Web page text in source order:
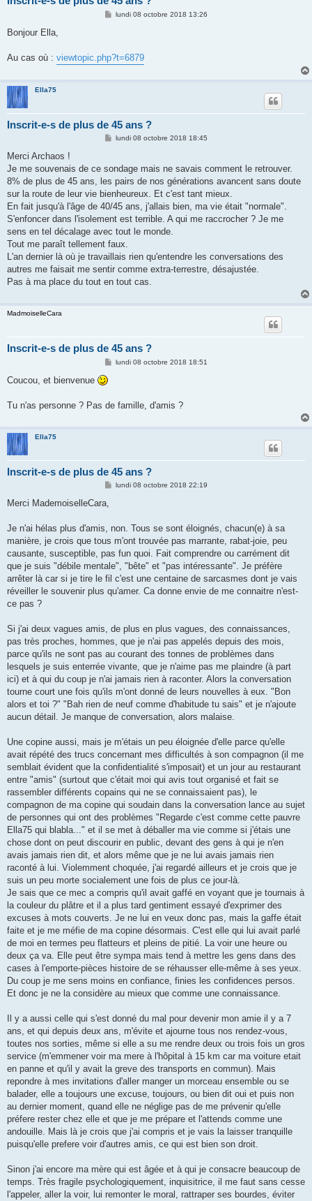
M
g
e
lundi 08 octobre 2018 13:26
Bonjour Ella,
Au cas où : viewtopic.php?t=6879
Ella75
Inscrit-e-s de plus de 45 ans ?
M
a
g
e
lundi 08 octobre 2018 18:45
Merci Archaos !
Je me souvenais de ce sondage mais ne savais comment le retrouver.
8% de plus de 45 ans, les pairs de nos générations avancent sans doute
sur la route de leur vie bienheureux. Et c'est tant mieux.
En fait jusqu'à l'âge de 40/45 ans, j'allais bien, ma vie était "normale".
S'enfoncer dans l'isolement est terrible. A qui me raccrocher ? Je me
sens en tel décalage avec tout le monde.
Tout me paraît tellement faux.
L'an dernier là où je travaillais rien qu'entendre les conversations des
autres me faisait me sentir comme extra-terrestre, désajustée.
Pas à ma place du tout en tout cas.
MadmoiselleCara
Inscrit-e-s de plus de 45 ans ?
M
g
lundi 08 octobre 2018 18:51
Coucou, et bienvenue
Tu n'as personne ? Pas de famille, d'amis ?
Ella75
Inscrit-e-s de plus de 45 ans ?
M
g
lundi 08 octobre 2018 22:19
Merci MademoiselleCara,
Je n'ai hélas plus d'amis, non. Tous se sont éloignés, chacun(e) à sa
manière, je crois que tous m'ont trouvée pas marrante, rabat-joie, peu
causante, susceptible, pas fun quoi. Fait comprendre ou carrément dit
que je suis "débile mentale", "bête" et "pas intéressante". Je préfère
arrêter là car si je tire le fil c'est une centaine de sarcasmes dont je vais
réveiller le souvenir plus qu'amer. Ca donne envie de me connaitre n'est-
ce pas ?
Si j'ai deux vagues amis, de plus en plus vagues, des connaissances,
pas très proches, hommes, que je n'ai pas appelés depuis des mois,
parce qu'ils ne sont pas au courant des tonnes de problèmes dans
lesquels je suis enterrée vivante, que je n'aime pas me plaindre (à part
ici) et à qui du coup je n'ai jamais rien à raconter. Alors la conversation
tourne court une fois qu'ils m'ont donné de leurs nouvelles à eux. "Bon
alors et toi ?" "Bah rien de neuf comme d'habitude tu sais" et je n'ajoute
aucun détail. Je manque de conversation, alors malaise.
Une copine aussi, mais je m'étais un peu éloignée d'elle parce qu'elle
avait répété des trucs concernant mes difficultés à son compagnon (il me
semblait évident que la confidentialité s'imposait) et un jour au restaurant
entre "amis" (surtout que c'était moi qui avis tout organisé et fait se
rassembler différents copains qui ne se connaissaient pas), le
compagnon de ma copine qui soudain dans la conversation lance au sujet
de personnes qui ont des problèmes "Regarde c'est comme cette pauvre
Ella75 qui blabla..." et il se met à déballer ma vie comme si j'étais une
chose dont on peut discourir en public, devant des gens à qui je n'en
avais jamais rien dit, et alors même que je ne lui avais jamais rien
raconté à lui. Violemment choquée, j'ai regardé ailleurs et je crois que je
suis un peu morte socialement une fois de plus ce jour-là.
Je sais que ce mec a compris qu'il avait gaffé en voyant que je tournais à
la couleur du plâtre et il a plus tard gentiment essayé d'exprimer des
excuses à mots couverts. Je ne lui en veux donc pas, mais la gaffe était
faite et je me méfie de ma copine désormais. C'est elle qui lui avait parlé
de moi en termes peu flatteurs et pleins de pitié. La voir une heure ou
deux ça va. Elle peut être sympa mais tend à mettre les gens dans des
cases à l'emporte-pièces histoire de se réhausser elle-même à ses yeux.
Du coup je me sens moins en confiance, finies les confidences persos.
Et donc je ne la considère au mieux que comme une connaissance.
Il y a aussi celle qui s'est donné du mal pour devenir mon amie il y a 7
ans, et qui depuis deux ans, m'évite et ajourne tous nos rendez-vous,
toutes nos sorties, même si elle a su me rendre deux ou trois fois un gros
service (m'emmener voir ma mere à l'hôpital à 15 km car ma voiture etait
en panne et qu'il y avait la greve des transports en commun). Mais
repondre à mes invitations d'aller manger un morceau ensemble ou se
balader, elle a toujours une excuse, toujours, ou bien dit oui et puis non
au dernier moment, quand elle ne néglige pas de me prévenir qu'elle
préfere rester chez elle et que je me prépare et l'attends comme une
andouille. Mais là je crois que j'ai compris et je vais la laisser tranquille
puisqu'elle prefere voir d'autres amis, ce qui est bien son droit.
Sinon j'ai encore ma mère qui est âgée et à qui je consacre beaucoup de
temps. Très fragile psychologiquement, inquisitrice, il me faut sans cesse
l'appeler, aller la voir, lui remonter le moral, rattraper ses bourdes, éviter